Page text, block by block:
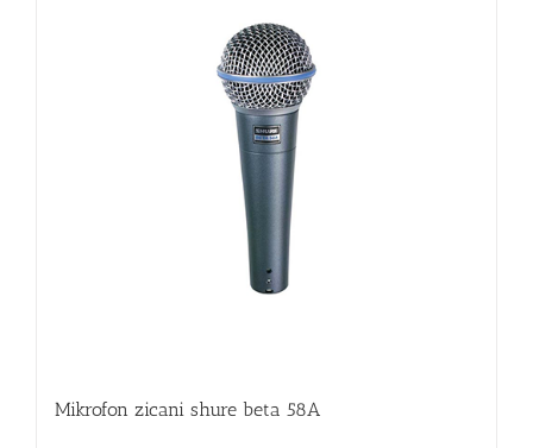
Mikrofon zicani shure beta 58A